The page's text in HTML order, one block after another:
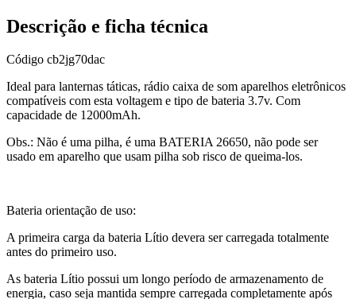
Descrição e ficha técnica
Código cb2jg70dac
Ideal para lanternas táticas, rádio caixa de som aparelhos eletrônicos
compatíveis com esta voltagem e tipo de bateria 3.7v. Com
capacidade de 12000mAh.
Obs.: Não é uma pilha, é uma BATERIA 26650, não pode ser
usado em aparelho que usam pilha sob risco de queima-los.
Bateria orientação de uso:
A primeira carga da bateria Lítio devera ser carregada totalmente
antes do primeiro uso.
As bateria Lítio possui um longo período de armazenamento de
energia, caso seja mantida sempre carregada completamente após